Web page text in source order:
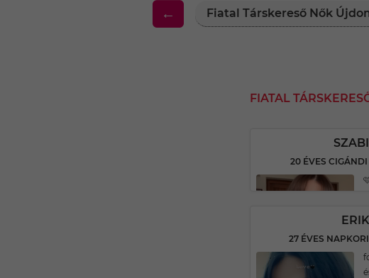
← Fiatal Társkereső Nők
FIATAL
20 ÉVES
27 ÉVES